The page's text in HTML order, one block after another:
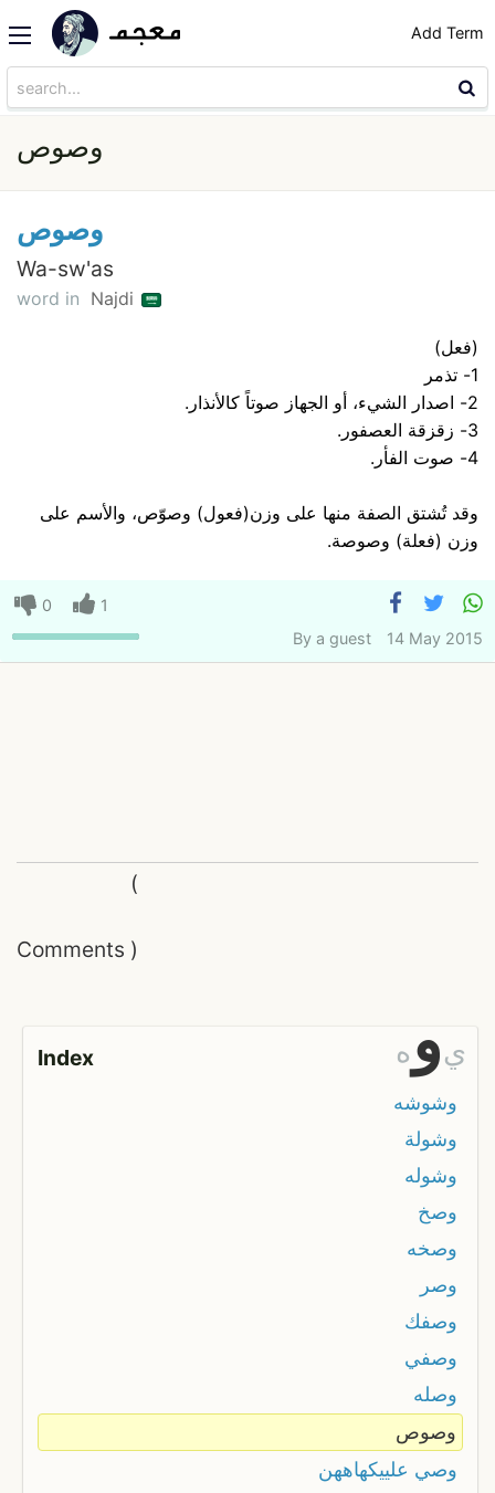
Add Term
وصوص
وصوص
Wa-sw'as
word in Najdi
(فعل)
1- تذمر
2- اصدار الشيء، أو الجهاز صوتاً كالأنذار.
3- زقزقة العصفور.
4- صوت الفأر.
وقد تُشتق الصفة منها على وزن(فعول) وصوّص، والأسم على
وزن (فعلة) وصوصة.
0
1
By a guest 14 May 2015
Comments
(
)
Index ه وي
وشوشه
وشولة
وشوله
وصخ
وصخه
وصر
وصفك
وصفي
وصله
وصوص
وصي علييكهاههن